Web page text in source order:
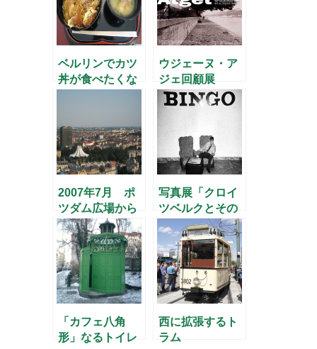
ベルリンでカツ
丼が食べたくな
ウジェーヌ・ア
ジェ回顧展
2007年7月 ポ
ツダム広場から
の大パノラマ(2)
写真展「クロイ
ツベルクとその
向こうに」
「カフェ八角
形」なるトイレ
西に拡張するト
ラム